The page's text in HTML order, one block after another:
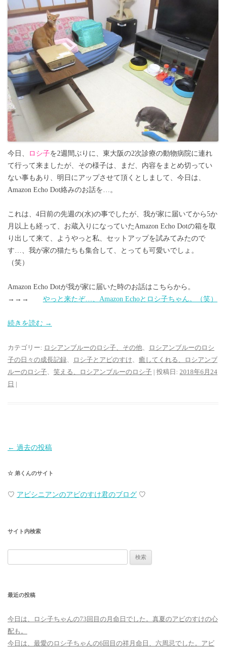
今日、 ロシ子を2週間ぶりに、東大阪の2次診療の動物病院に連れ
て行って来ましたが、その様子は、まだ、内容をまとめ切ってい
ない事もあり、明日にアップさせて頂くとしまして、今日は、
Amazon Echo Dot絡みのお話を…。
これは、4日前の先週の(水)の事でしたが、我が家に届いてから5か
月以上も経って、お蔵入りになっていたAmazon Echo Dotの箱を取
り出して来て、ようやっと私、セットアップを試みてみたので
す…、我が家の猫たちも集合して、とっても可愛いでしょ。
（笑）
Amazon Echo Dotが我が家に届いた時のお話はこちらから。
→→→ やっと来たぞ…、Amazon Echoとロシ子ちゃん。（笑）
続きを読む →
カテゴリー: ロシアンブルーのロシ子、その他
ロシアンブルーのロシ
子の日々の成長記録
ロシ子とアビのすけ
癒してくれる、ロシアンブ
ルーのロシ子
笑える、ロシアンブルーのロシ子 | 投稿日: 2018年6月24
日 |
投
ナ
ビ
シ
← 過去の投稿
☆ 弟くんのサイト
♡ アビシニアンのアビのすけ君のブログ ♡
サイト内検索
索:
最近の投稿
今日は、ロシ子ちゃんの73回目の月命日でした。真夏のアビのすけの心
配も。
今日は、最愛のロシ子ちゃんの6回目の祥月命日、六周忌でした。アビ